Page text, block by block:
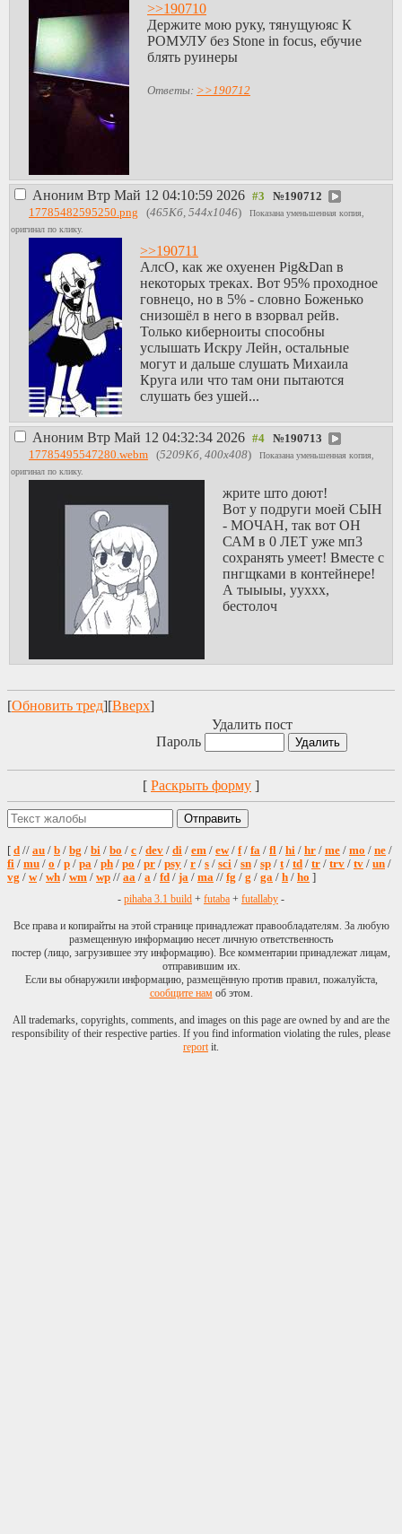
>>190710
Держите мою руку, тянущуюяс К
РОМУЛУ без Stone in focus, ебучие
блять руинеры
Ответы: >>190712
Аноним Втр Май 12 04:10:59 2026 №190712
17785482595250.png (465Кб, 544x1046)
Показана уменьшенная копия,
оригинал по клику.
>>190711
АлсО, как же охуенен Pig&Dan в
некоторых треках. Вот 95% проходное
говнецо, но в 5% - словно Боженько
снизошёл в него в взорвал рейв.
Только киберноиты способны
услышать Искру Лейн, остальные
могут и дальше слушать Михаила
Круга или что там они пытаются
слушать без ушей...
Аноним Втр Май 12 04:32:34 2026 №190713
17785495547280.webm (5209Кб, 400x408)
Показана уменьшенная копия,
оригинал по клику.
жрите што доют!
Вот у подруги моей СЫН
- МОЧАН, так вот ОН
САМ в 0 ЛЕТ уже мп3
сохранять умеет! Вместе с
пнгщками в контейнере!
А тыыыы, ууххх,
бестолоч
[Обновить тред][Вверх]
Удалить пост
Пароль
[ Раскрыть форму ]
[ d // au / b / bg / bi / bo / c / dev / di / em / ew/ f/ fa / fl / hi / hr / me / mo / ne /
fi / mu / o / p / pa / ph / po / pr / psy / r / s / sci / sn / sp / t/ td / tr / trv / tv / un /
vg / w/ wh / wm / wp // aa / a / fd / ja / ma // fg / g / ga / h / ho ]
- pihaba 3.1 build + futaba + futallaby -
Все права и копирайты на этой странице принадлежат правообладателям. За любую
размещенную информацию несет личную ответственность
постер (лицо, загрузившее эту информацию). Все комментарии принадлежат лицам,
отправившим их.
Если вы обнаружили информацию, размещённую против правил, пожалуйста,
сообщите намоб этом.
All trademarks, copyrights, comments, and images on this page are owned by and are the
responsibility of their respective parties. If you find information violating the rules, please
reportit.